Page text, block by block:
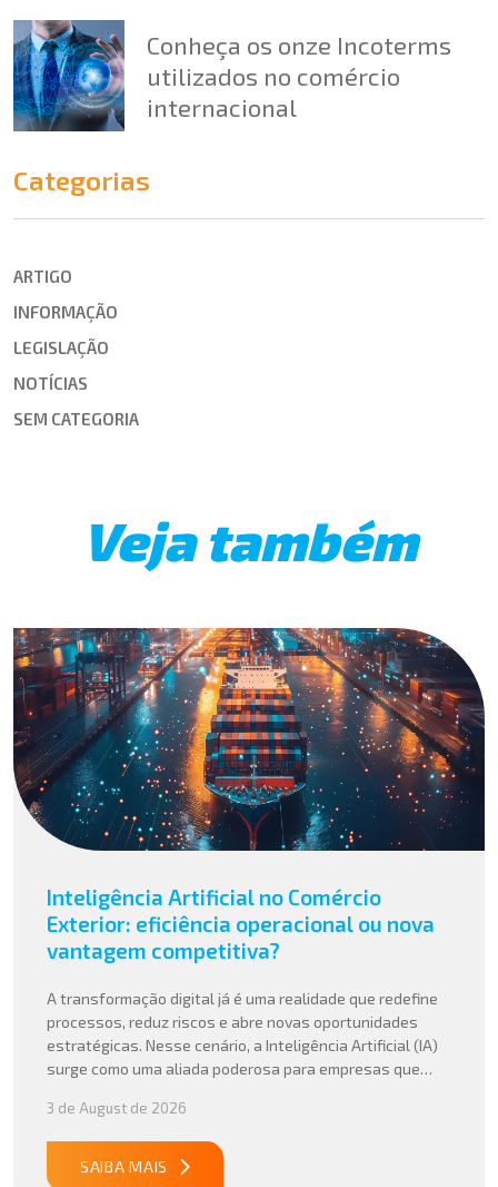
Conheça os onze Incoterms
utilizados no comércio
internacional
Categorias
ARTIGO
INFORMAÇÃO
LEGISLAÇÃO
NOTÍCIAS
SEM CATEGORIA
Veja também
Inteligência Artificial no Comércio
Exterior: eficiência operacional ou nova
vantagem competitiva?
A transformação digital já é uma realidade que redefine
processos, reduz riscos e abre novas oportunidades
estratégicas. Nesse cenário, a Inteligência Artificial (IA)
surge como uma aliada poderosa para empresas que
suas operações internacionais. Mais do que automatizar
tarefas, a IA vem sendo aplicada para interpretar dados
complexos, […]
3 de August de 2026
SAIBA MAIS